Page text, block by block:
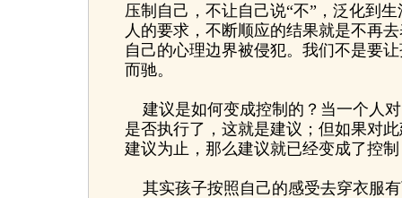
压制自己，不让自己说“不”，泛化到
人的要求，不断顺应的结果就是不再
自己的心理边界被侵犯。我们不是要
而驰。
建议是如何变成控制的？当一个人
是否执行了，这就是建议；但如果对
建议为止，那么建议就已经变成了控制
其实孩子按照自己的感受去穿衣服